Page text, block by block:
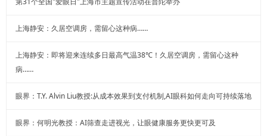
上海静安：久居空调房，需留心这种病……
上海静安：即将迎来连续多日最高气温38℃！久居空调房，需留心这种
病……
眼界：T.Y. Alvin Liu教授:从成本效果到支付机制,AI眼科如何走向可持续落地
眼界：何明光教授：AI筛查走进视光，让眼健康服务更快更可及